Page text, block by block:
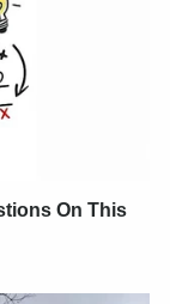
On This